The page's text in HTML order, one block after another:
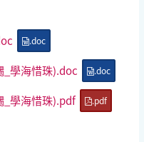
.doc
_學海惜珠).doc .doc
_學海惜珠).pdf .pdf